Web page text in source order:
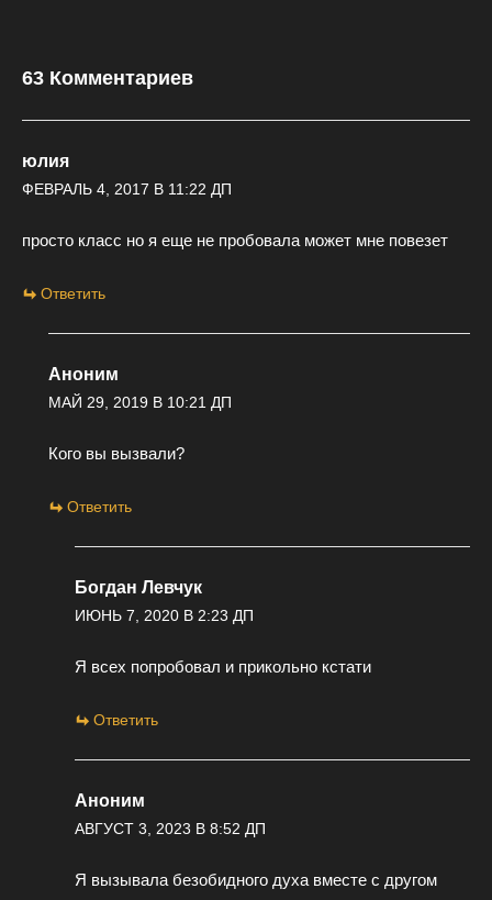
63 Комментариев
юлия
ФЕВРАЛЬ 4, 2017 В 11:22 ДП
просто класс но я еще не пробовала может мне повезет
Ответить
Аноним
МАЙ 29, 2019 В 10:21 ДП
Кого вы вызвали?
Ответить
Богдан Левчук
ИЮНЬ 7, 2020 В 2:23 ДП
Я всех попробовал и прикольно кстати
Ответить
Аноним
АВГУСТ 3, 2023 В 8:52 ДП
Я вызывала безобидного духа вместе с другом